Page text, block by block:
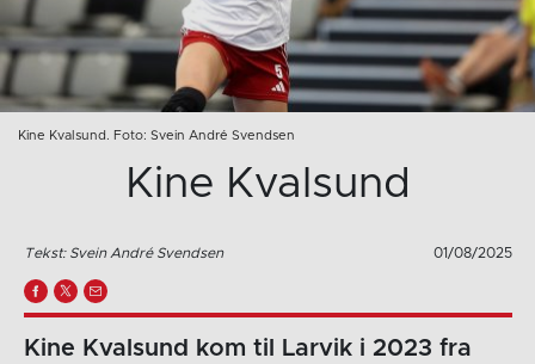
Kine Kvalsund. Foto: Svein André Svendsen
Kine Kvalsund
Tekst: Svein André Svendsen 01/08/2025
Kine Kvalsund kom til Larvik i 2023 fra